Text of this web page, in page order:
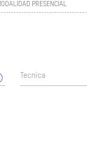
PRESENCIAL
Tecnica